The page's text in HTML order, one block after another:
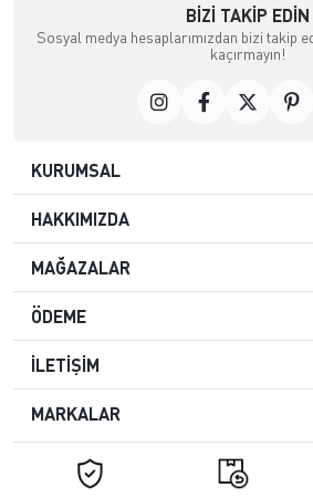
BIZI TAKIP EDIN
Sosyal medya hesaplarımızdan bizi takip
kaçırmayın!
KURUMSAL
HAKKIMIZDA
MAĞAZALAR
ÖDEME
İLETİŞİM
MARKALAR